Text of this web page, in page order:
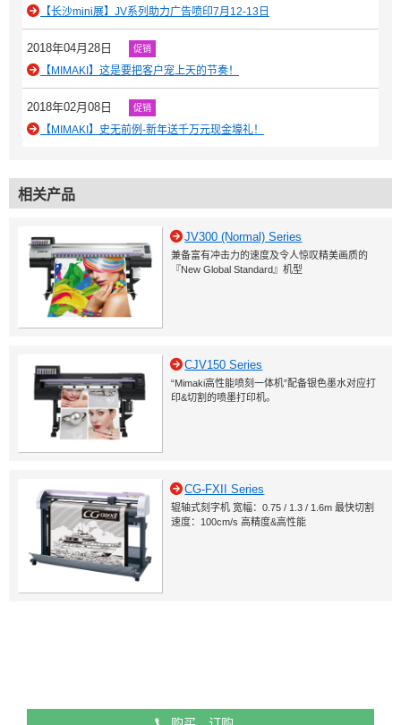
【长沙mini展】JV系列助力广告喷印7月12-13日
2018年04月28日 促销
【MIMAKI】这是要把客户宠上天的节奏！
2018年02月08日 促销
【MIMAKI】史无前例-新年送千万元现金壕礼！
相关产品
JV300 (Normal) Series
兼备富有冲击力的速度及令人惊叹精美画质的
『New Global Standard』机型
CJV150 Series
“Mimaki高性能喷刻一体机”配备银色墨水对应打
印&切割的喷墨打印机。
CG-FXII Series
辊轴式刻字机 宽幅：0.75 / 1.3 / 1.6m 最快切割
速度：100cm/s 高精度&高性能